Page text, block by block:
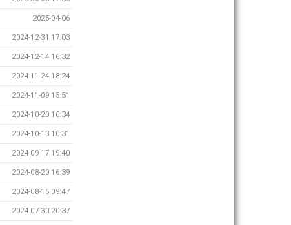
2025-04-06
2024-12-31 17:03
2024-12-14 16:32
2024-11-24 18:24
2024-11-09 15:51
2024-10-20 16:34
2024-10-13 10:31
2024-09-17 19:40
2024-08-20 16:39
2024-08-15 09:47
2024-07-30 20:37